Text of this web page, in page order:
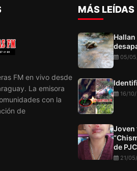
FM en vivo desde
La emisora
con la
de
MÁS LEÍDAS
05/
16/
Joven
de PJC
21/